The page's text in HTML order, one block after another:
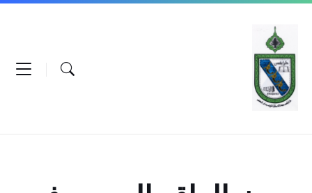
Skip
content
Skip
navigation
Skip